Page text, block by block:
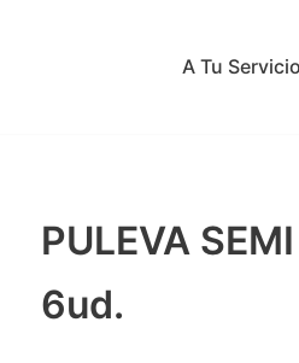
A Tu Servicio
PULEVA
6ud.